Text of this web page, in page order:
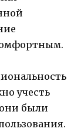
учесть
были